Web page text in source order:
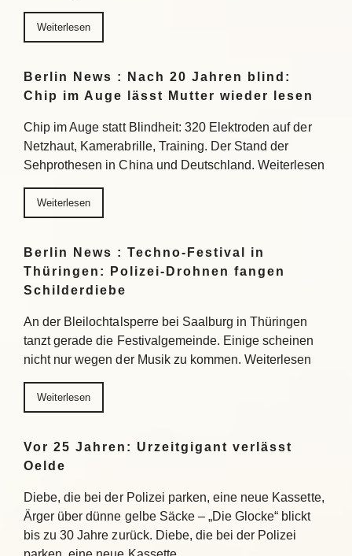
Weiterlesen
Berlin News : Nach 20 Jahren blind:
Chip im Auge lässt Mutter wieder lesen
Chip im Auge statt Blindheit: 320 Elektroden auf der
Netzhaut, Kamerabrille, Training. Der Stand der
Sehprothesen in China und Deutschland. Weiterlesen
Weiterlesen
Berlin News : Techno-Festival in
Thüringen: Polizei-Drohnen fangen
Schilderdiebe
An der Bleilochtalsperre bei Saalburg in Thüringen
tanzt gerade die Festivalgemeinde. Einige scheinen
nicht nur wegen der Musik zu kommen. Weiterlesen
Weiterlesen
Vor 25 Jahren: Urzeitgigant verlässt
Oelde
Diebe, die bei der Polizei parken, eine neue Kassette,
Ärger über dünne gelbe Säcke – „Die Glocke“ blickt
bis zu 30 Jahre zurück. Diebe, die bei der Polizei